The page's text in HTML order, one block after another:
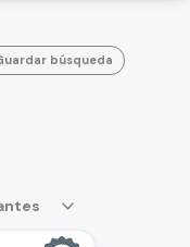
búsqueda